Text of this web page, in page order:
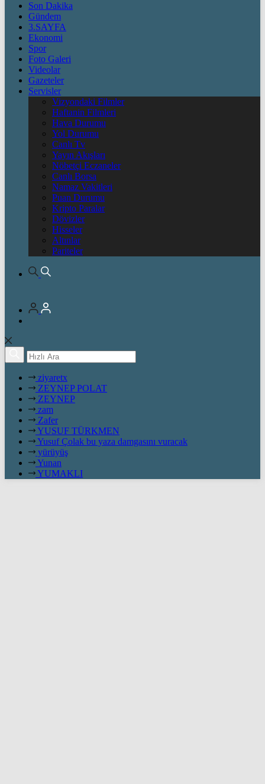
Son Dakika
Gündem
3.SAYFA
Ekonomi
Spor
Foto Galeri
Videolar
Gazeteler
Servisler
Vizyondaki Filmler
Haftanin Filmleri
Hava Durumu
Yol Durumu
Canlı Tv
Yayın Akışları
Nöbetçi Eczaneler
Canlı Borsa
Namaz Vakitleri
Puan Durumu
Kripto Paralar
Dövizler
Hisseler
Altınlar
Pariteler
ziyaretx
ZEYNEP POLAT
ZEYNEP
zam
Zafer
YUSUF TÜRKMEN
Yusuf Çolak bu yaza damgasını vuracak
yürüyüş
Yunan
YUMAKLI